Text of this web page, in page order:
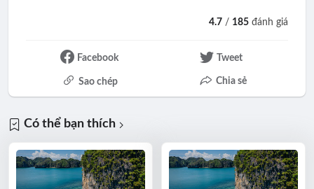
4.7 / 185 đánh giá
Facebook Tweet
Sao chép Chia sẻ
Có thể bạn thích